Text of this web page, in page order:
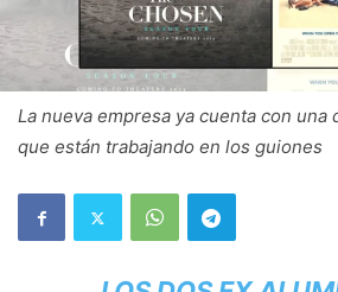
La nueva empresa ya cuenta con una
que están trabajando en los guiones